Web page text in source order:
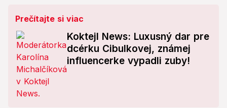
Prečítajte si viac
Koktejl News: Luxusný dar pre
dcérku Cibulkovej, známej
influencerke vypadli zuby!